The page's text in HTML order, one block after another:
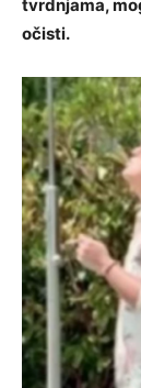
tvrdnjama,
očisti.